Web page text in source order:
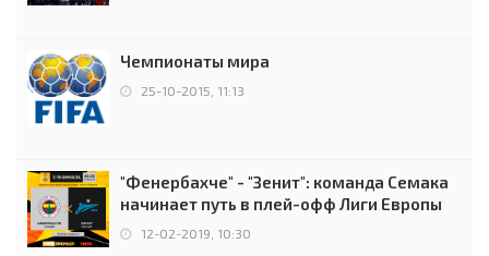
Чемпионаты мира
25-10-2015, 11:13
"Фенербахче" - "Зенит": команда Семака
начинает путь в плей-офф Лиги Европы
12-02-2019, 10:30